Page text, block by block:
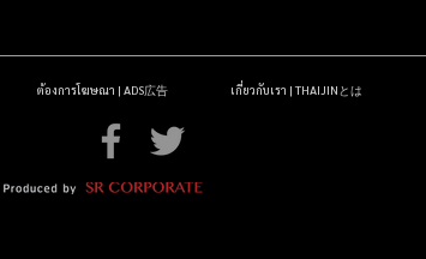
ต้องการโฆษณา | ADS広告 เกี่ยวกับเรา | THAIJINとは